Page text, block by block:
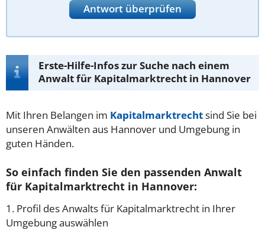
Antwort überprüfen
Erste-Hilfe-Infos zur Suche nach einem
Anwalt für Kapitalmarktrecht in Hannover
Mit Ihren Belangen im Kapitalmarktrechtsind Sie bei
unseren Anwälten aus Hannover und Umgebung in
guten Händen.
So einfach finden Sie den passenden Anwalt
für Kapitalmarktrecht in Hannover:
1. Profil des Anwalts für Kapitalmarktrecht in Ihrer
Umgebung auswählen